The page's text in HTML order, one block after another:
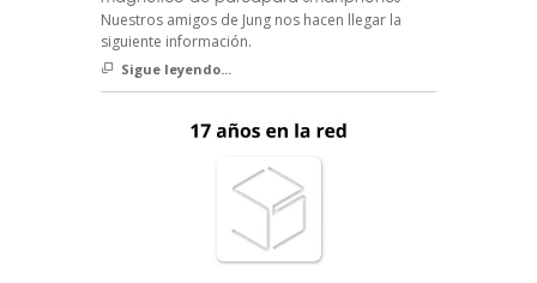
Nuestros amigos de Jung nos hacen llegar la
siguiente información.
Sigue leyendo...